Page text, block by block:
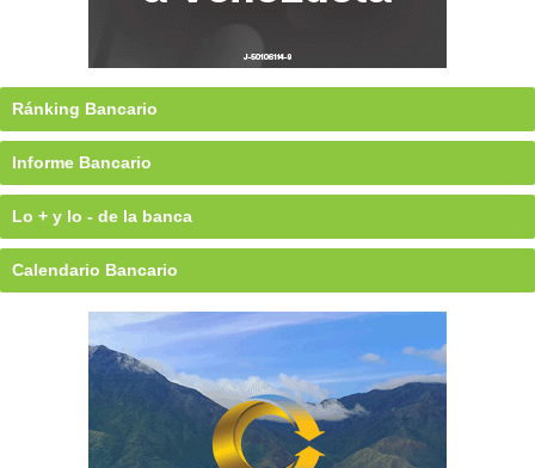
Ránking Bancario
Informe Bancario
Lo + y lo - de la banca
Calendario Bancario